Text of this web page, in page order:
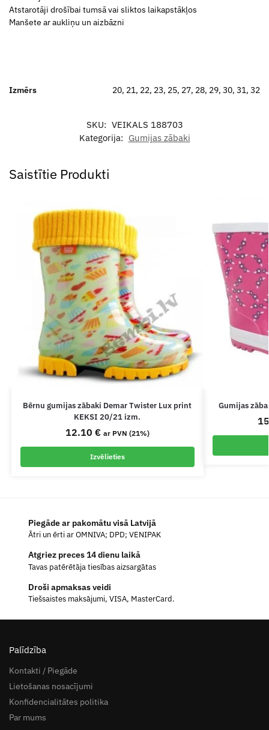
Atstarotāji drošībai tumsā vai sliktos laikapstākļos
Manšete ar aukliņu un aizbāzni
Izmērs 20, 21, 22, 23, 25, 27, 28, 29, 30, 31, 32
SKU: VEIKALS 188703
Kategorija: Gumijas zābaki
Saistītie Produkti
Bērnu gumijas zābaki Demar Twister Lux print
KEKSI 20/21 izm.
12.10 € ar PVN (21%)
Izvēlieties
Gumijas
Piegāde ar pakomātu visā Latvijā
Ātri un ērti ar OMNIVA; DPD; VENIPAK
Atgriez preces 14 dienu laikā
Tavas patērētāja tiesības aizsargātas
Droši apmaksas veidi
Tiešsaistes maksājumi, VISA, MasterCard.
Palīdzība
Kontakti / Piegāde
Lietošanas nosacījumi
Konfidencialitātes politika
Par mums